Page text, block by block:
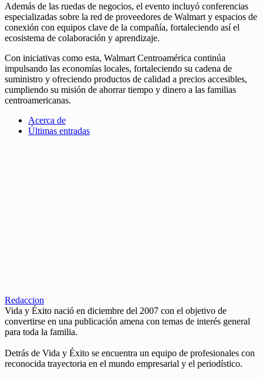
Además de las ruedas de negocios, el evento incluyó conferencias
especializadas sobre la red de proveedores de Walmart y espacios de
conexión con equipos clave de la compañía, fortaleciendo así el
ecosistema de colaboración y aprendizaje.
Con iniciativas como esta, Walmart Centroamérica continúa
impulsando las economías locales, fortaleciendo su cadena de
suministro y ofreciendo productos de calidad a precios accesibles,
cumpliendo su misión de ahorrar tiempo y dinero a las familias
centroamericanas.
Acerca de
Últimas entradas
Redaccion
Vida y Éxito nació en diciembre del 2007 con el objetivo de
convertirse en una publicación amena con temas de interés general
para toda la familia.
Detrás de Vida y Éxito se encuentra un equipo de profesionales con
reconocida trayectoria en el mundo empresarial y el periodístico.